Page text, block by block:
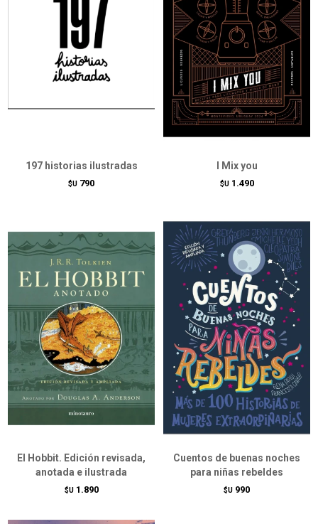
197 historias ilustradas
$U 790
I Mix you
$U 1.490
El Hobbit. Edición revisada,
anotada e ilustrada
$U 1.890
Cuentos de buenas noches
para niñas rebeldes
$U 990